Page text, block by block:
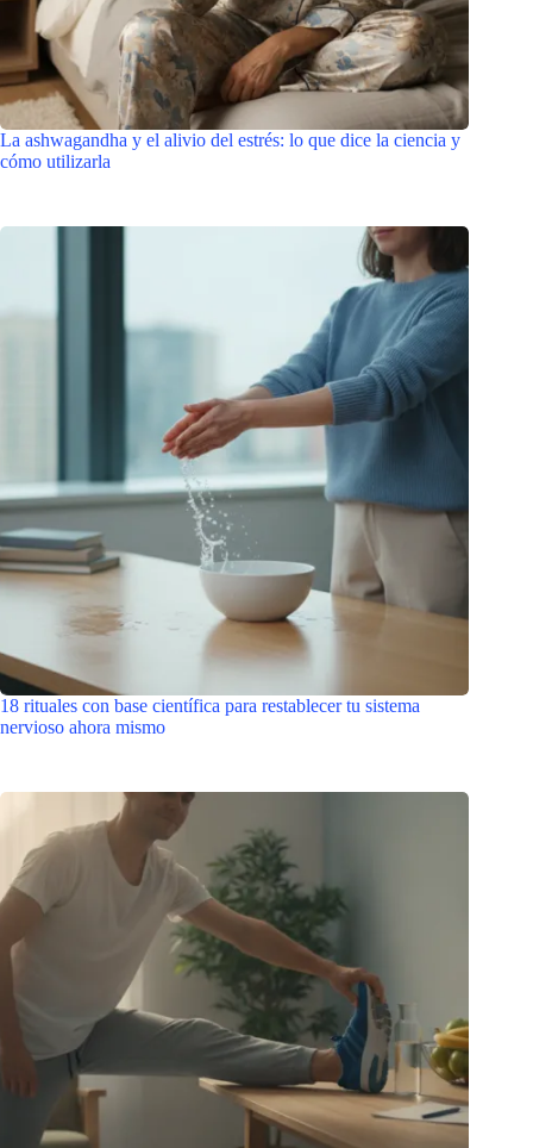
La ashwagandha y el alivio del estrés: lo que dice la ciencia y
cómo utilizarla
18 rituales con base científica para restablecer tu sistema
nervioso ahora mismo